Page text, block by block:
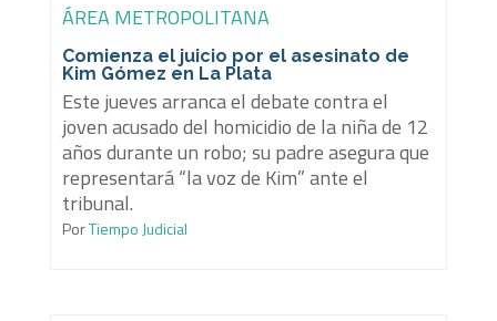
ÁREA METROPOLITANA
Comienza el juicio por el asesinato de
Kim Gómez en La Plata
Este jueves arranca el debate contra el
joven acusado del homicidio de la niña de 12
años durante un robo; su padre asegura que
representará “la voz de Kim” ante el
tribunal.
PorTiempo Judicial